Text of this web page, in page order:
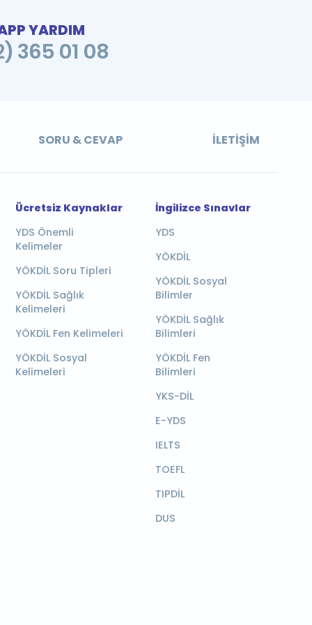
YARDIM
365 01 08
SORU & CEVAP İLETIŞIM
Ücretsiz Kaynaklar
YDS Önemli
Kelimeler
YÖKDİL Soru Tipleri
YÖKDİL Sağlık
Kelimeleri
YÖKDİL Fen Kelimeleri
YÖKDİL Sosyal
Kelimeleri
İngilizce Sınavlar
YDS
YÖKDİL
YÖKDİL Sosyal
Bilimler
YÖKDİL Sağlık
Bilimleri
YÖKDİL Fen
Bilimleri
YKS-DİL
E-YDS
IELTS
TOEFL
TIPDİL
DUS